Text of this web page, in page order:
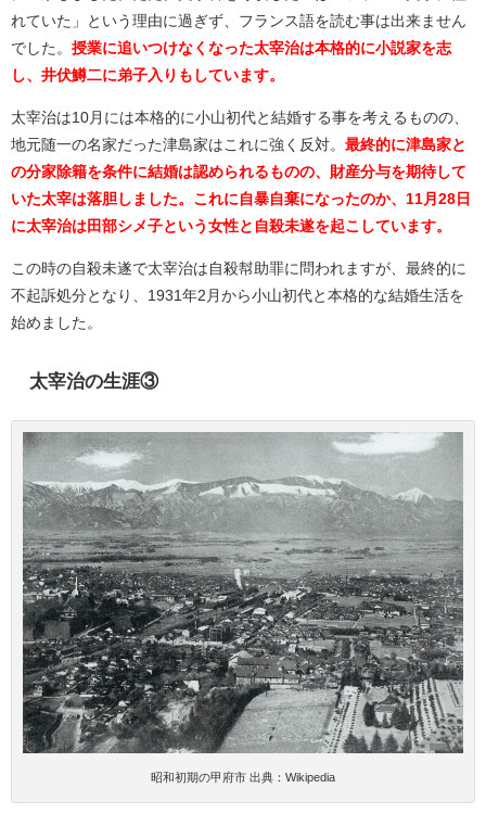
れていた」という理由に過ぎず、フランス語を読む事は出来ません
でした。 授業に追いつけなくなった太宰治は本格的に小説家を志
し、井伏鱒二に弟子入りもしています。
太宰治は10月には本格的に小山初代と結婚する事を考えるものの、
地元随一の名家だった津島家はこれに強く反対。 最終的に津島家と
の分家除籍を条件に結婚は認められるものの、財産分与を期待して
いた太宰は落胆しました。これに自暴自棄になったのか、11月28日
に太宰治は田部シメ子という女性と自殺未遂を起こしています。
この時の自殺未遂で太宰治は自殺幇助罪に問われますが、最終的に
不起訴処分となり、1931年2月から小山初代と本格的な結婚生活を
始めました。
太宰治の生涯③
昭和初期の甲府市 出典：Wikipedia